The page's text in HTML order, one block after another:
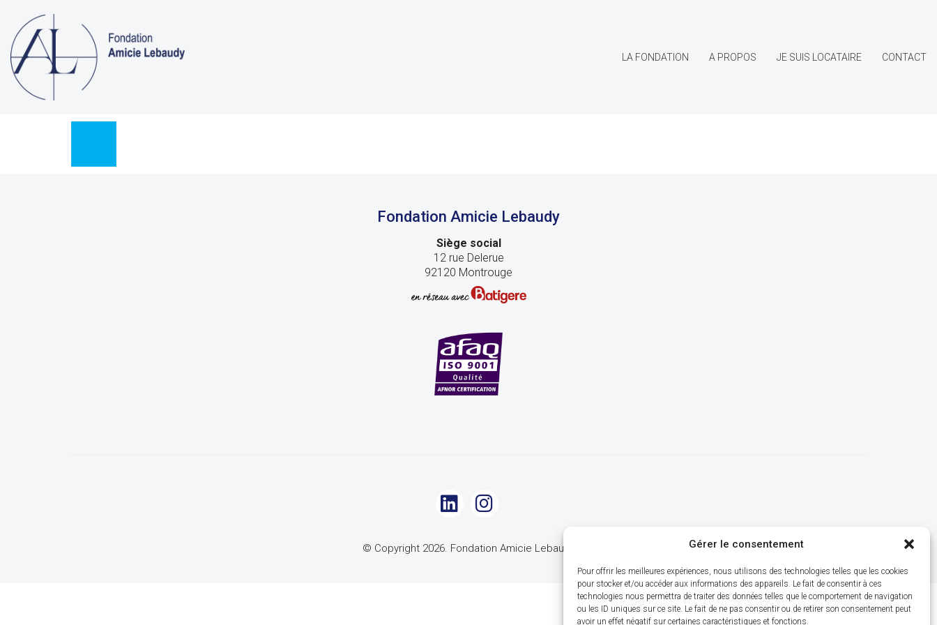
Gérer le consentement
Pour offrir les meilleures expériences, nous utilisons des technologies telles que les cookies
pour stocker et/ou accéder aux informations des appareils. Le fait de consentir à ces
technologies nous permettra de traiter des données telles que le comportement de navigation
ou les ID uniques sur ce site. Le fait de ne pas consentir ou de retirer son consentement peut
avoir un effet négatif sur certaines caractéristiques et fonctions.
LA FONDATION A PROPOS JE SUIS LOCATAIRE CONTACT
Fondation Amicie Lebaudy
Siège social
12 rue Delerue
92120 Montrouge
© Copyright 2026. Fondation Amicie Lebaudy